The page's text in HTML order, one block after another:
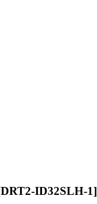
ID32SLH-1]